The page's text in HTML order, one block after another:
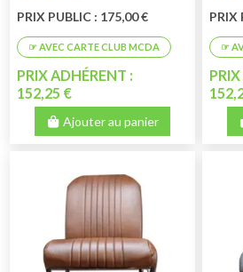
PRIX PUBLIC : 175,00 €
PRIX ADHÉRENT :
152,25 €
Ajouter au panier
PRIX